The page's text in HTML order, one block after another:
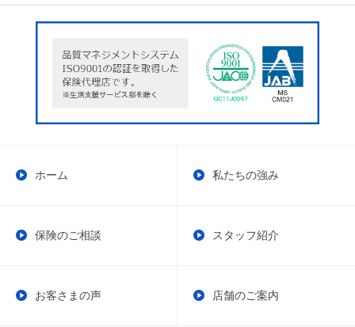
ホーム 私たちの強み
保険のご相談 スタッフ紹介
お客さまの声 店舗のご案内